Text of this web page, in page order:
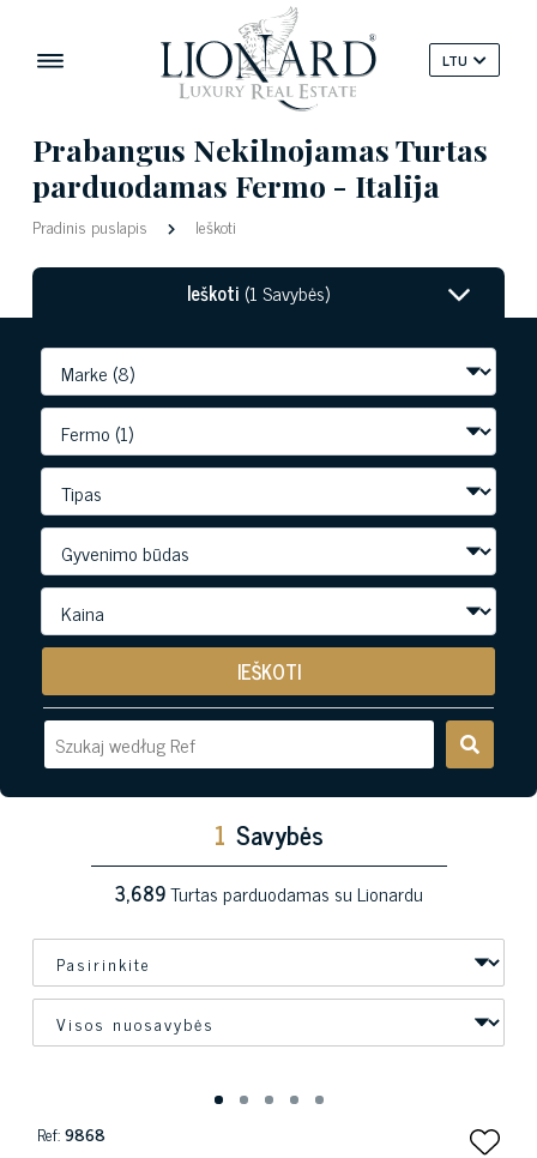
LTU
Prabangus Nekilnojamas Turtas
parduodamas Fermo - Italija
Pradinis puslapis Ieškoti
Ieškoti (1 Savybės)
IEŠKOTI
1 Savybės
3,689Turtas parduodamas su Lionardu
Ref:9868